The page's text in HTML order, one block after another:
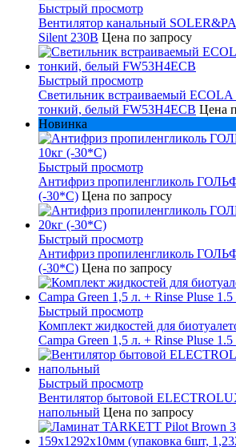
Быстрый просмотр
Вентилятор канальный
Silent 230В Цена по запросу
Быстрый просмотр
Светильник встраиваемый
тонкий, белый FW53H4ECB Цена
Новинка
Быстрый просмотр
Антифриз пропиленгликоль
(-30*С) Цена по запросу
Быстрый просмотр
Антифриз пропиленгликоль
(-30*С) Цена по запросу
Быстрый просмотр
Комплект жидкостей для
Campa Green 1,5 л. + Rinse Pluse 1.5
Быстрый просмотр
Вентилятор бытовой
напольный Цена по запросу